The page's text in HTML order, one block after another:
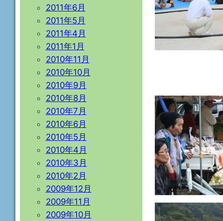
2011年6月
2011年5月
2011年4月
2011年1月
2010年11月
2010年10月
2010年9月
2010年8月
2010年7月
2010年6月
2010年5月
2010年4月
2010年3月
2010年2月
2009年12月
2009年11月
2009年10月